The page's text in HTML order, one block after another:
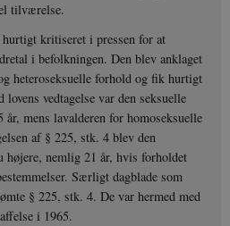
tilværelse.
hurtigt kritiseret i pressen for at
i befolkningen. Den blev anklaget
heteroseksuelle forhold og fik hurtigt
lovens vedtagelse var den seksuelle
år, mens lavalderen for homoseksuelle
af § 225, stk. 4 blev den
højere, nemlig 21 år, hvis forholdet
Særligt dagblade som
§ 225, stk. 4. De var hermed med
i 1965.